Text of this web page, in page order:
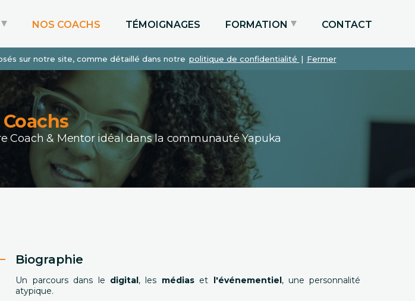
sur notre site, comme détaillé dans notre politique de confidentialité | Fermer
mesure
NOS COACHS TÉMOIGNAGES FORMATION
Particuliers via le CPF
Etudiants
Entreprises
CONTACT
Coach & Mentor idéal dans la communauté Yapuka
Biographie
Un parcours dans le digital, les médias et l'événementiel, une personnalité
atypique.